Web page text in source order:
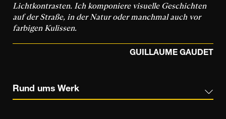
Lichtkontrasten. Ich komponiere visuelle Geschichten
auf der Straße, in der Natur oder manchmal auch vor
farbigen Kulissen.
GUILLAUME GAUDET
Rund ums Werk